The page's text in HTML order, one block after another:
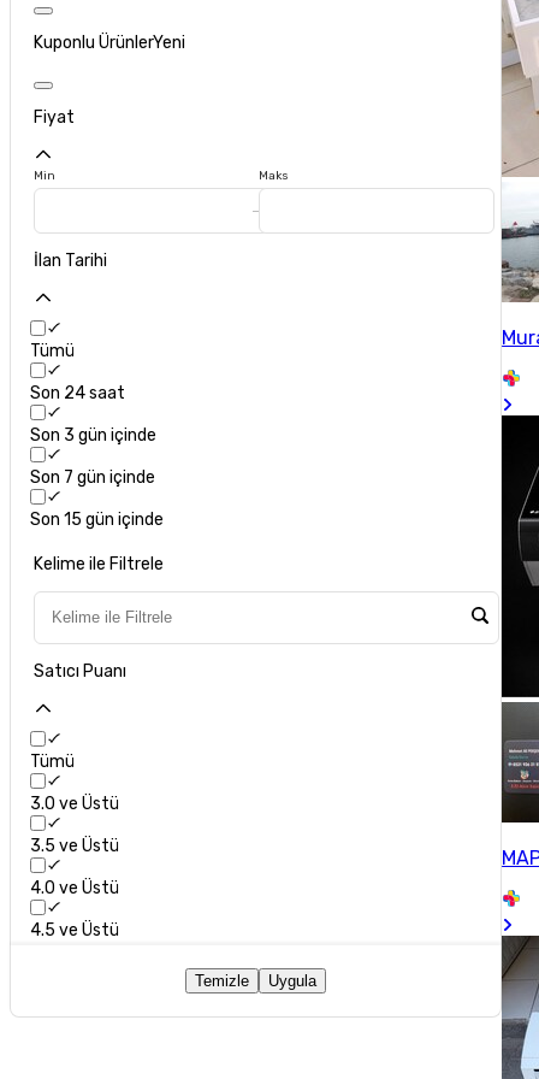
Kuponlu ÜrünlerYeni
Fiyat
Min Maks
İlan Tarihi
Tümü
Son 24 saat
Son 3 gün içinde
Son 7 gün içinde
Son 15 gün içinde
Kelime ile Filtrele
Satıcı Puanı
Tümü
3.0 ve Üstü
3.5 ve Üstü
4.0 ve Üstü
4.5 ve Üstü
Temizle Uygula